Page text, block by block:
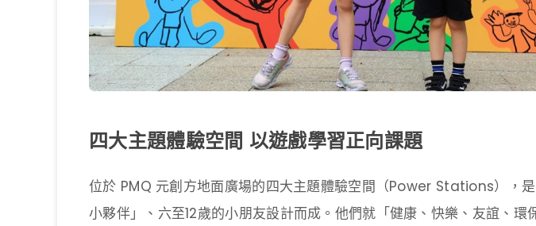
四大主題體驗空間 以遊戲學習正向課題
位於 PMQ 元創方地面廣場的四大主題體驗空間（Power Stations），
小夥伴」、六至12歲的小朋友設計而成。他們就「健康、快樂、友誼、環